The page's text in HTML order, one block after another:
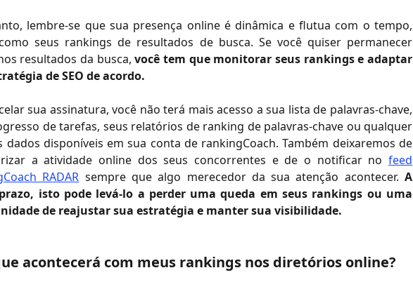
lembre-se que sua presença online é dinâmica e flutua com o tempo,
seus rankings de resultados de busca. Se você quiser permanecer
resultados da busca,você tem que monitorar seus rankings e adaptar
de SEO de acordo.
sua assinatura, você não terá mais acesso a sua lista de palavras-chave,
de tarefas, seus relatórios de ranking de palavras-chave ou qualquer
dados disponíveis em sua conta de rankingCoach. Também deixaremos de
a atividade online dos seus concorrentes e de o notificar no feed
RADAR sempre que algo merecedor da sua atenção acontecer.A
isto pode levá-lo a perder uma queda em seus rankings ou uma
de reajustar sua estratégia e manter sua visibilidade.
acontecerá com meus rankings nos diretórios online?